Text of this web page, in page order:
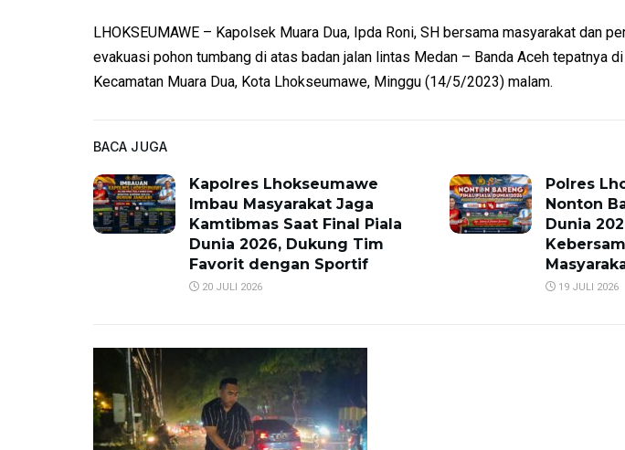
LHOKSEUMAWE – Kapolsek Muara Dua, Ipda Roni, SH bersama masyarakat dan
evakuasi pohon tumbang di atas badan jalan lintas Medan – Banda Aceh tepatnya
Kecamatan Muara Dua, Kota Lhokseumawe, Minggu (14/5/2023) malam.
BACA JUGA
Kapolres Lhokseumawe
Imbau Masyarakat Jaga
Kamtibmas Saat Final Piala
Dunia 2026, Dukung Tim
Favorit dengan Sportif
20 JULI 2026
Polres
Nonton
Dunia
19 JULI 2026